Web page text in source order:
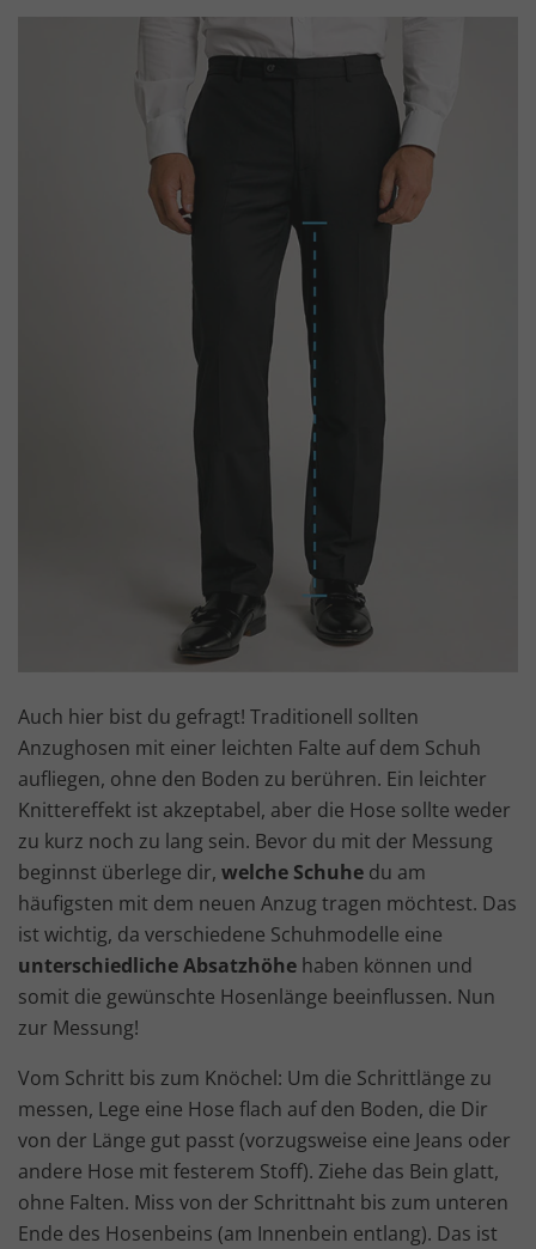
Auch hier bist du gefragt! Traditionell sollten
Anzughosen mit einer leichten Falte auf dem Schuh
aufliegen, ohne den Boden zu berühren. Ein leichter
Knittereffekt ist akzeptabel, aber die Hose sollte weder
zu kurz noch zu lang sein. Bevor du mit der Messung
beginnst überlege dir, welche Schuhe du am
häufigsten mit dem neuen Anzug tragen möchtest. Das
ist wichtig, da verschiedene Schuhmodelle eine
unterschiedliche Absatzhöhe haben können und
somit die gewünschte Hosenlänge beeinflussen. Nun
zur Messung!
Vom Schritt bis zum Knöchel: Um die Schrittlänge zu
messen, Lege eine Hose flach auf den Boden, die Dir
von der Länge gut passt (vorzugsweise eine Jeans oder
andere Hose mit festerem Stoff). Ziehe das Bein glatt,
ohne Falten. Miss von der Schrittnaht bis zum unteren
Ende des Hosenbeins (am Innenbein entlang). Das ist